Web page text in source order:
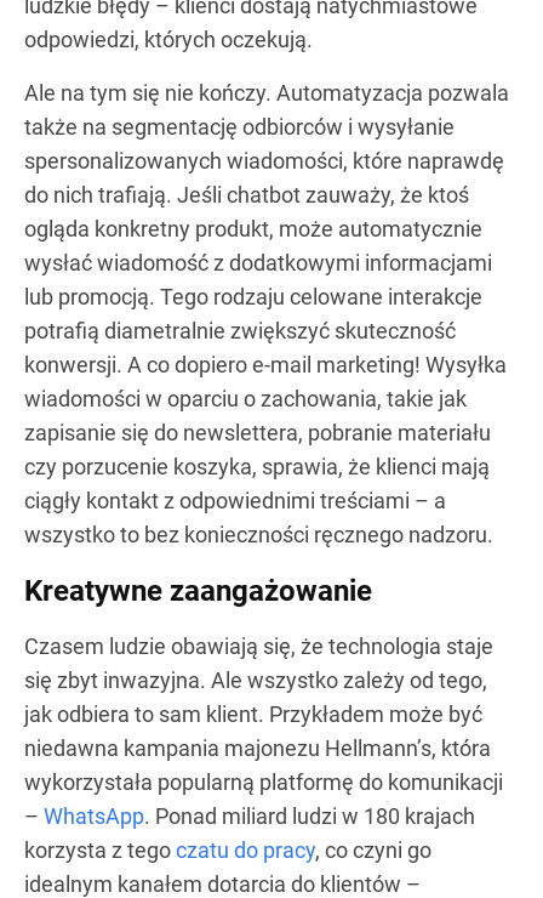
odpowiedzi, których oczekują.
Ale na tym się nie kończy. Automatyzacja pozwala
także na segmentację odbiorców i wysyłanie
spersonalizowanych wiadomości, które naprawdę
do nich trafiają. Jeśli chatbot zauważy, że ktoś
ogląda konkretny produkt, może automatycznie
wysłać wiadomość z dodatkowymi informacjami
lub promocją. Tego rodzaju celowane interakcje
potrafią diametralnie zwiększyć skuteczność
konwersji. A co dopiero e-mail marketing! Wysyłka
wiadomości w oparciu o zachowania, takie jak
zapisanie się do newslettera, pobranie materiału
czy porzucenie koszyka, sprawia, że klienci mają
ciągły kontakt z odpowiednimi treściami – a
wszystko to bez konieczności ręcznego nadzoru.
Kreatywne zaangażowanie
Czasem ludzie obawiają się, że technologia staje
się zbyt inwazyjna. Ale wszystko zależy od tego,
jak odbiera to sam klient. Przykładem może być
niedawna kampania majonezu Hellmann’s, która
wykorzystała popularną platformę do komunikacji
– WhatsApp. Ponad miliard ludzi w 180 krajach
korzysta z tegoczatu do pracy, co czyni go
idealnym kanałem dotarcia do klientów –